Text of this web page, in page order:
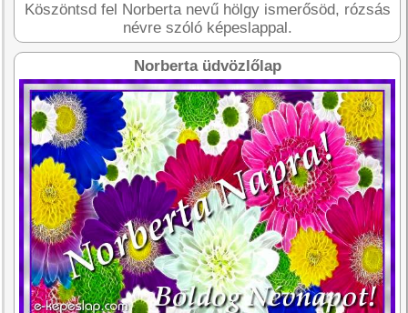
Köszöntsd fel Norberta nevű hölgy ismerősöd, rózsás
névre szóló képeslappal.
Norberta üdvözlőlap